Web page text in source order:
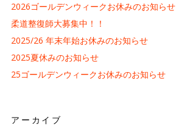
2026ゴールデンウィークお休みのお知らせ
柔道整復師大募集中！！
2025/26 年末年始お休みのお知らせ
2025夏休みのお知らせ
25ゴールデンウィークお休みのお知らせ
アーカイブ